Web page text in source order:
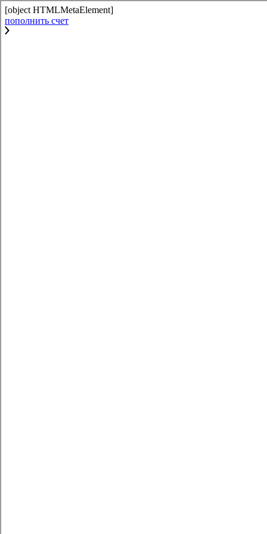
[object HTMLMetaElement]
пополнить счет